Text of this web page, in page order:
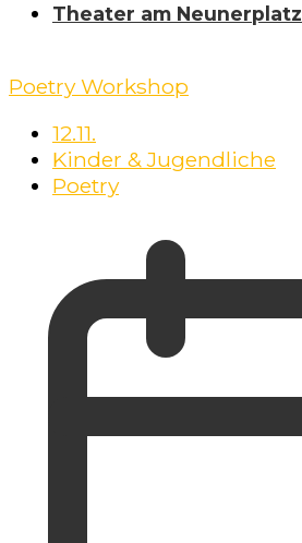
Theater am Neunerplatz
Poetry Workshop
12.11.
Kinder & Jugendliche
Poetry